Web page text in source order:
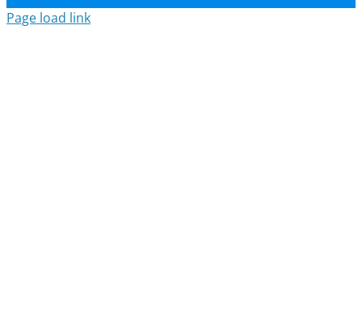
Page load link